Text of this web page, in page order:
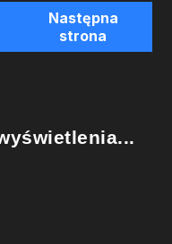
Następna
strona